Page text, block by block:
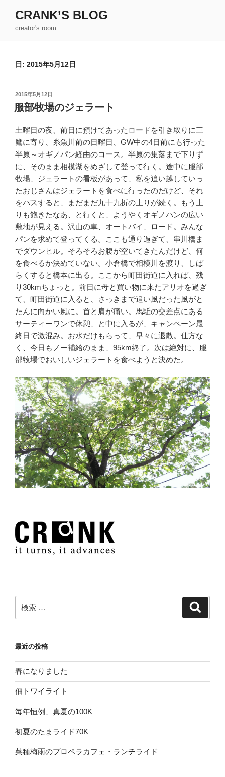
CRANK’S BLOG
creator's room
日: 2015年5月12日
投
稿
日:
2015年5月12日
服部牧場のジェラート
土曜日の夜、前日に預けてあったロードを引き取りに三
鷹に寄り、糸魚川前の日曜日、GW中の4日前にも行った
半原～オギノパン経由のコース。半原の集落まで下りず
に、そのまま相模湖をめざして登って行く。途中に服部
牧場、ジェラートの看板があって、私を追い越していっ
たおじさんはジェラートを食べに行ったのだけど、それ
をパスすると、まだまだ九十九折の上りが続く。もう上
りも飽きたなあ、と行くと、ようやくオギノパンの広い
敷地が見える。沢山の車、オートバイ、ロード。みんな
パンを求めて登ってくる。ここも通り過ぎて、串川橋ま
でダウンヒル。そろそろお腹が空いてきたんだけど、何
を食べるか決めていない。小倉橋で相模川を渡り、しば
らくすると橋本に出る。ここから町田街道に入れば、残
り30kmちょっと。前日に母と買い物に来たアリオを過ぎ
て、町田街道に入ると、さっきまで追い風だった風がと
たんに向かい風に。首と肩が痛い。馬駈の交差点にある
サーティーワンで休憩、と中に入るが、キャンペーン最
終日で激混み。お水だけもらって、早々に退散。仕方な
く、今日もノー補給のまま、95km終了。次は絶対に、服
部牧場でおいしいジェラートを食べようと決めた。
索:
最近の投稿
春になりました
佃トワイライト
毎年恒例、真夏の100K
初夏のたまライド70K
菜種梅雨のプロペラカフェ・ランチライド